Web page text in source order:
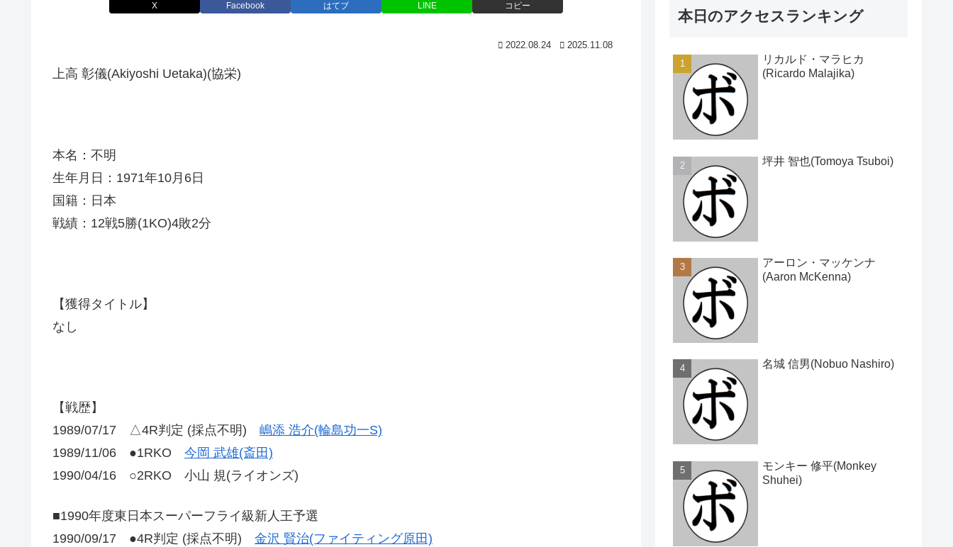
X Facebook はてブ LINE コピー
2022.08.24 2025.11.08
上高 彰儀(Akiyoshi Uetaka)(協栄)
本名：不明
生年月日：1971年10月6日
国籍：日本
戦績：12戦5勝(1KO)4敗2分
【獲得タイトル】
なし
【戦歴】
1989/07/17 △4R判定 (採点不明) 嶋添 浩介(輪島功一S)
1989/11/06 ●1RKO 今岡 武雄(斎田)
1990/04/16 ○2RKO 小山 規(ライオンズ)
■1990年度東日本スーパーフライ級新人王予選
1990/09/17 ●4R判定 (採点不明) 金沢 賢治(ファイティング原田)
本日のアクセスランキング
リカルド・マラヒカ
(Ricardo Malajika)
坪井 智也(Tomoya Tsuboi)
アーロン・マッケンナ
(Aaron McKenna)
名城 信男(Nobuo Nashiro)
モンキー 修平(Monkey
Shuhei)